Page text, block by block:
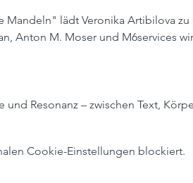
lädt Veronika Artibilova
Anton M. Moser und M6services
und Resonanz – zwischen Text,
Cookie-Einstellungen blockiert.